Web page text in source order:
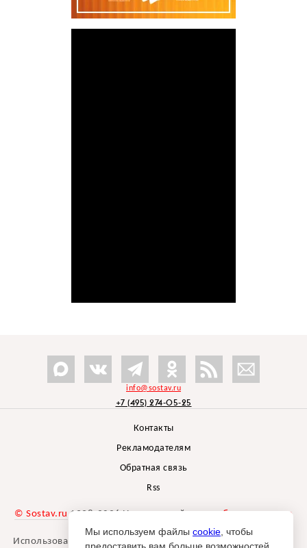
info@sostav.ru
+7 (495) 274-05-25
Контакты
Рекламодателям
Обратная связь
Rss
© Sostav.ru 1998-2026 Независимый проектбрендингового
агентства Depot
Использование материалов Sostav.ru допустимо только при
Мы используем файлы cookie , чтобы